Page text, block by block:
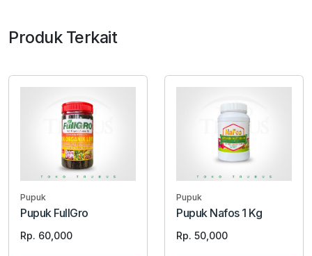
Produk Terkait
Pupuk
Pupuk FullGro
Rp. 60,000
Pupuk
Pupuk Nafos 1 Kg
Rp. 50,000